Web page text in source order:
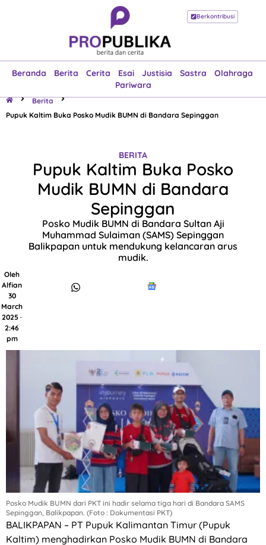
Berkontribusi
Beranda Berita Cerita Esai Justisia Sastra
Olahraga
Pariwara
Beranda
Esai
Justisia
Sastra
Olahraga
Pariwara
Berita
Pupuk Kaltim Buka Posko Mudik BUMN di Bandara Sepinggan
BERITA
Pupuk Kaltim Buka Posko
Mudik BUMN di Bandara
Sepinggan
Posko Mudik BUMN di Bandara Sultan Aji
Muhammad Sulaiman (SAMS) Sepinggan
Balikpapan untuk mendukung kelancaran arus
mudik.
Oleh
Alfian
30
March
2025 ·
2:46
pm
Posko Mudik BUMN dari PKT ini hadir selama tiga hari di Bandara SAMS
Sepinggan, Balikpapan. (Foto : Dokumentasi PKT)
BALIKPAPAN – PT Pupuk Kalimantan Timur (Pupuk
Kaltim) menghadirkan Posko Mudik BUMN di Bandara